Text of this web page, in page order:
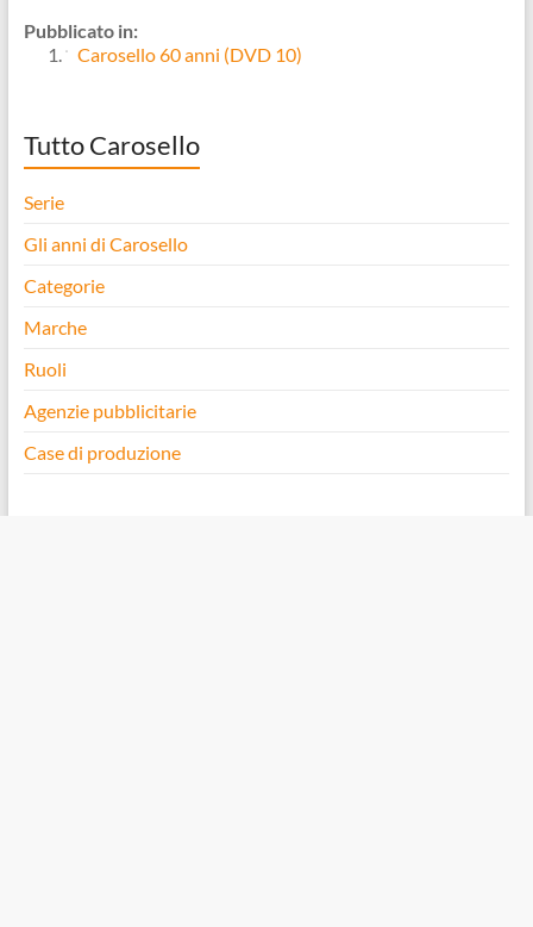
Pubblicato in:
Carosello 60 anni (DVD 10)
Tutto Carosello
Serie
Gli anni di Carosello
Categorie
Marche
Ruoli
Agenzie pubblicitarie
Case di produzione